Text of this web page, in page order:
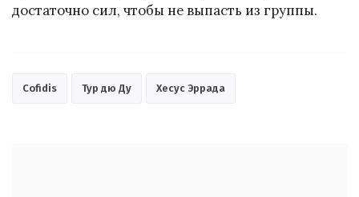
достаточно сил, чтобы не выпасть из группы.
Cofidis Тур дю Ду Хесус Эррада